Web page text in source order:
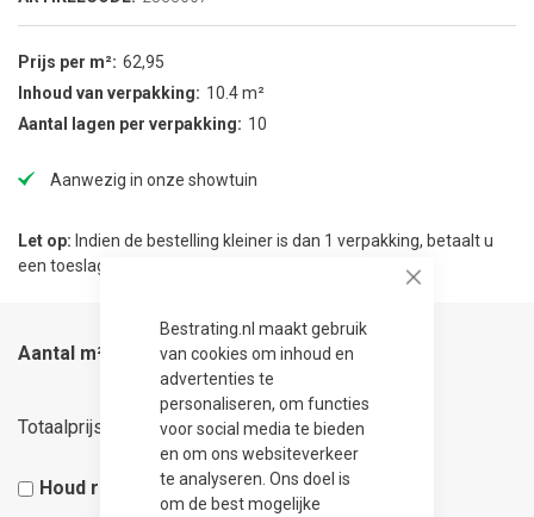
Bestrating.nl maakt gebruik
van cookies om inhoud en
advertenties te
personaliseren, om functies
voor social media te bieden
en om ons websiteverkeer
te analyseren. Ons doel is
om de best mogelijke
Prijs per m² 62,95
Inhoud van verpakking
10.4 m²
Aantal lagen per verpakking
10
Aanwezig in onze showtuin
Let op: Indien de bestelling kleiner is dan 1 verpakking, betaalt u
een toeslag van € 18.15.
Aantal m²
Totaalprijs 65,47
Houd rekening met 5% snijverlies